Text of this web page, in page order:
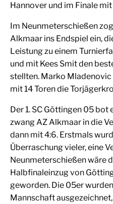
Hannover und im Finale
Im Neunmeterschießen
Alkmaar ins Endspiel ein,
Leistung zu einem
und mit Kees Smit den
stellten. Marko
mit 14 Toren die
Der 1. SC Göttingen 05
zwang AZ Alkmaar in die
dann mit 4:6. Erstmals
Überraschung vieler, eine
Neunmeterschießen wäre
Halbfinaleinzug von
geworden. Die 05er
Mannschaft